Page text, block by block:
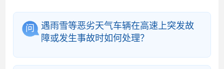
问
遇雨雪等恶劣天气车辆在高速上突发故
障或发生事故时如何处理？